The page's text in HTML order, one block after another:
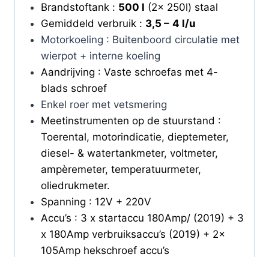
Brandstoftank : 500 l (2x 250l) staal
Gemiddeld verbruik : 3,5 – 4 l/u
Motorkoeling : Buitenboord circulatie met
wierpot + interne koeling
Aandrijving : Vaste schroefas met 4-
blads schroef
Enkel roer met vetsmering
Meetinstrumenten op de stuurstand :
Toerental, motorindicatie, dieptemeter,
diesel- & watertankmeter, voltmeter,
ampèremeter, temperatuurmeter,
oliedrukmeter.
Spanning : 12V + 220V
Accu’s : 3 x startaccu 180Amp/ (2019) + 3
x 180Amp verbruiksaccu’s (2019) + 2x
105Amp hekschroef accu’s